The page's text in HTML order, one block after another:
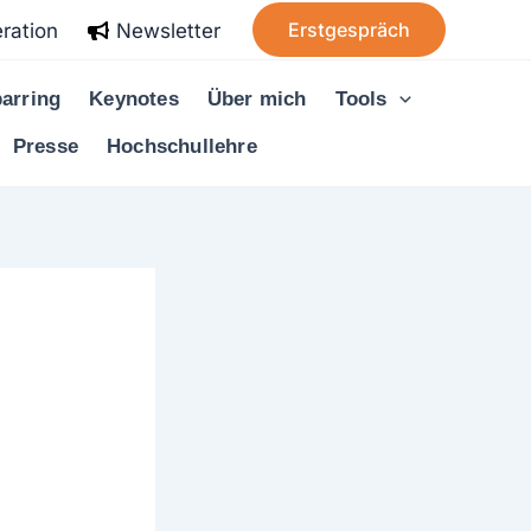
Newsletter Erstgespräch
Keynotes Über mich Tools
Presse Hochschullehre